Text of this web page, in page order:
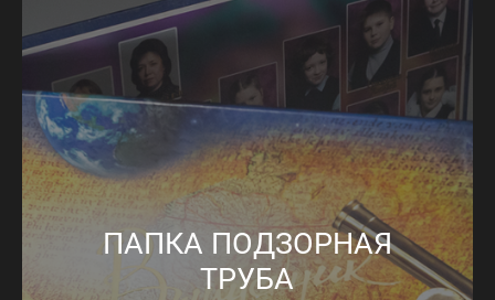
ПАПКА ПОДЗОРНАЯ
ТРУБА